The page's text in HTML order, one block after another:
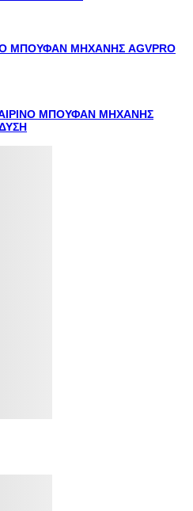
ΜΠΟΥΦΑΝ ΜΗΧΑΝΗΣ AGVPRO
ΜΠΟΥΦΑΝ ΜΗΧΑΝΗΣ